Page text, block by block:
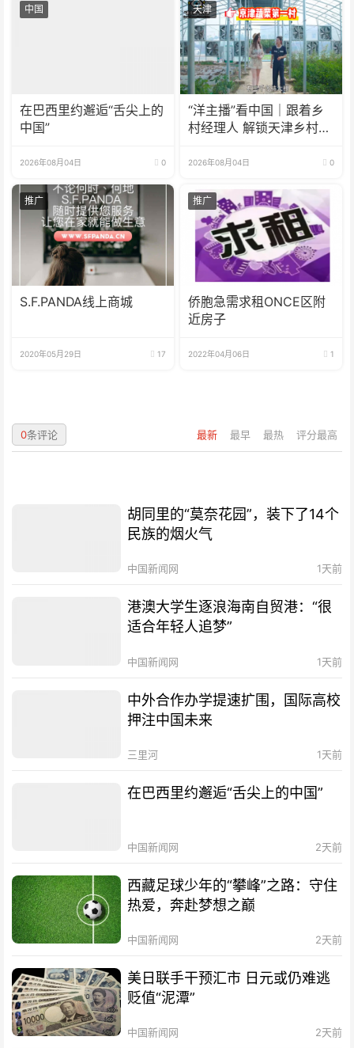
中国
在巴西里约邂逅“舌尖上的
中国”
2026年08月04日 0
天津
“洋主播”看中国｜跟着乡
村经理人 解锁天津乡村振
2026年08月04日 0
推广
S.F.PANDA线上商城
2020年05月29日 17
推广
侨胞急需求租ONCE区附
近房子
2022年04月06日 1
最新 最早 最热 评分最高
0条评论
胡同里的“莫奈花园”，装下了14个
民族的烟火气
中国新闻网 1天前
港澳大学生逐浪海南自贸港：“很
适合年轻人追梦”
中国新闻网 1天前
中外合作办学提速扩围，国际高校
押注中国未来
三里河 1天前
在巴西里约邂逅“舌尖上的中国”
中国新闻网 2天前
西藏足球少年的“攀峰”之路：守住
热爱，奔赴梦想之巅
中国新闻网 2天前
美日联手干预汇市 日元或仍难逃
贬值“泥潭”
中国新闻网 2天前